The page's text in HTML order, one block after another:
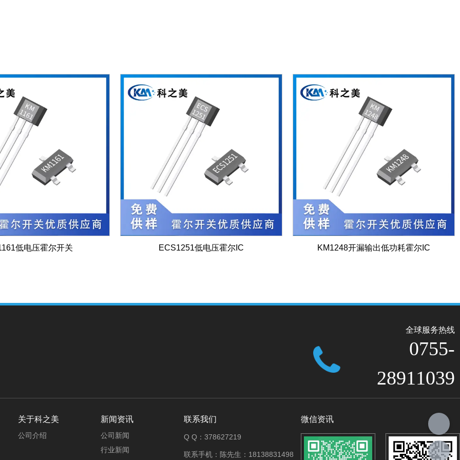
低电压霍尔开关 ECS1251低电压霍尔IC KM1248开漏输出低功耗霍尔IC
全球服务热线
0755-
28911039
关于科之美
公司介绍
新闻资讯
公司新闻
行业新闻
联系我们
Q Q：378627219
联系手机：陈先生：18138831498
微信资讯